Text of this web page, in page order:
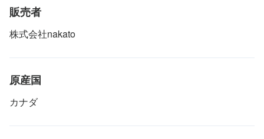
販売者
株式会社nakato
原産国
カナダ